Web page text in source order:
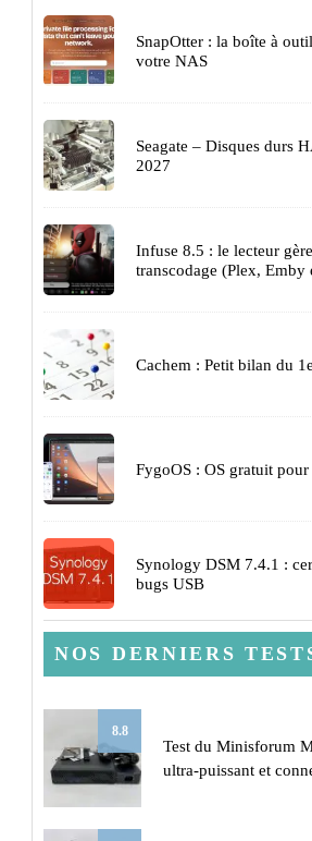
SnapOtter : la boîte à
votre NAS
Seagate – Disques durs
2027
Infuse 8.5 : le lecteur
transcodage (Plex,
Cachem : Petit bilan du
FygoOS : OS gratuit
Synology DSM 7.4.1 :
bugs USB
NOS DERNIERS
8.8
Test du Minisforum
ultra-puissant et